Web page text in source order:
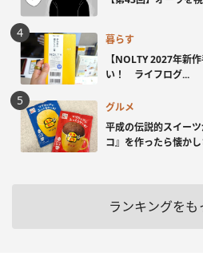
暮らす
【NOLTY 2027年新
い！ ライフログ...
グルメ
平成の伝説的スイー
コ』を作ったら懐か
ランキングをも